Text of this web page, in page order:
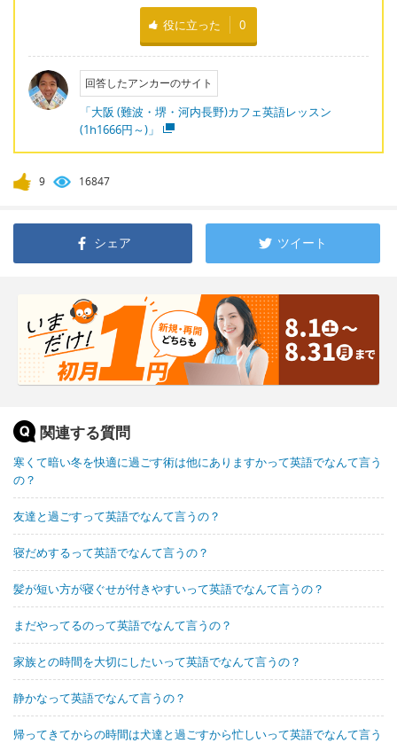
役に立った 0
回答したアンカーのサイト
「大阪 (難波・堺・河内長野)カフェ英語レッスン
(1h1666円～)」
9 16847
シェア ツイート
関連する質問
寒くて暗い冬を快適に過ごす術は他にありますかって英語でなんて言う
の？
友達と過ごすって英語でなんて言うの？
寝だめするって英語でなんて言うの？
髪が短い方が寝ぐせが付きやすいって英語でなんて言うの？
まだやってるのって英語でなんて言うの？
家族との時間を大切にしたいって英語でなんて言うの？
静かなって英語でなんて言うの？
帰ってきてからの時間は犬達と過ごすから忙しいって英語でなんて言う